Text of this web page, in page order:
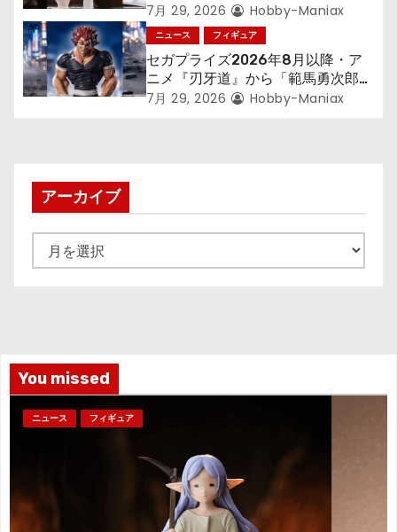
す～』から「ロキシー」のフィギュ
アが登場！
7月 29, 2026 Hobby-Maniax
ニュース フィギュア
セガプライズ2026年8月以降・ア
ニメ『刃牙道』から「範馬勇次郎」
が登場ッッ!!
7月 29, 2026 Hobby-Maniax
アーカイブ
ー
You missed
ニュース フィギュア